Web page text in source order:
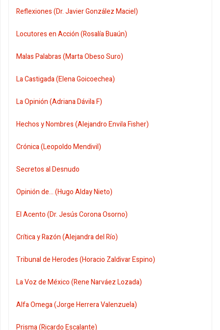
Reflexiones (Dr. Javier González Maciel)
Locutores en Acción (Rosalía Buaún)
Malas Palabras (Marta Obeso Suro)
La Castigada (Elena Goicoechea)
La Opinión (Adriana Dávila F)
Hechos y Nombres (Alejandro Envila Fisher)
Crónica (Leopoldo Mendivil)
Secretos al Desnudo
Opinión de... (Hugo Alday Nieto)
El Acento (Dr. Jesús Corona Osorno)
Crítica y Razón (Alejandra del Río)
Tribunal de Herodes (Horacio Zaldivar Espino)
La Voz de México (Rene Narváez Lozada)
Alfa Omega (Jorge Herrera Valenzuela)
Prisma (Ricardo Escalante)